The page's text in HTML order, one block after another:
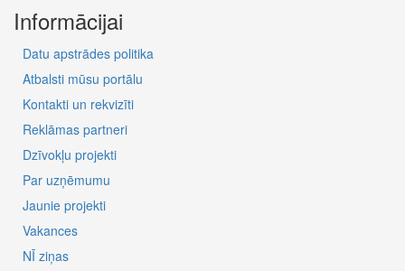
Informācijai
Datu apstrādes politika
Atbalsti mūsu portālu
Kontakti un rekvizīti
Reklāmas partneri
Dzīvokļu projekti
Par uzņēmumu
Jaunie projekti
Vakances
NĪ ziņas